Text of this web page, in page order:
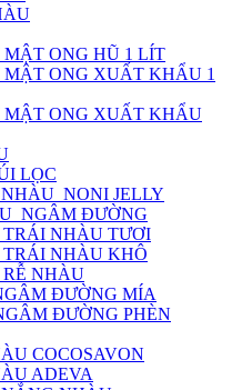
ONG HŨ 1 LÍT
ONG XUẤT KHẨU 1
ONG XUẤT KHẨU
LỌC
JELLY
ĐƯỜNG
NHÀU TƯƠI
NHÀU KHÔ
NHÀU
ĐƯỜNG MÍA
ĐƯỜNG PHÈN
COCOSAVON
ADEVA